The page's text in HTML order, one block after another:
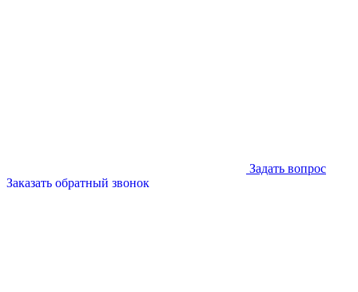
Задать вопрос
Заказать обратный звонок